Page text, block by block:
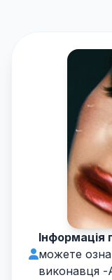
Інформація
можете
виконавця -